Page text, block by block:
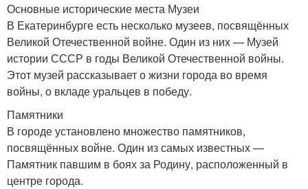
Основные исторические места Музеи
В Екатеринбурге есть несколько музеев, посвящённых
Великой Отечественной войне. Один из них — Музей
истории СССР в годы Великой Отечественной войны.
Этот музей рассказывает о жизни города во время
войны, о вкладе уральцев в победу.
Памятники
В городе установлено множество памятников,
посвящённых войне. Один из самых известных —
Памятник павшим в боях за Родину, расположенный в
центре города.